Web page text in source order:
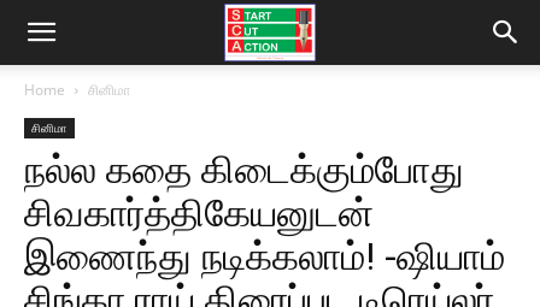
Home சினிமா
சினிமா
நல்ல கதை கிடைக்கும்போது
சிவகார்த்திகேயனுடன்
இணைந்து நடிக்கலாம்! -ஷியாம்